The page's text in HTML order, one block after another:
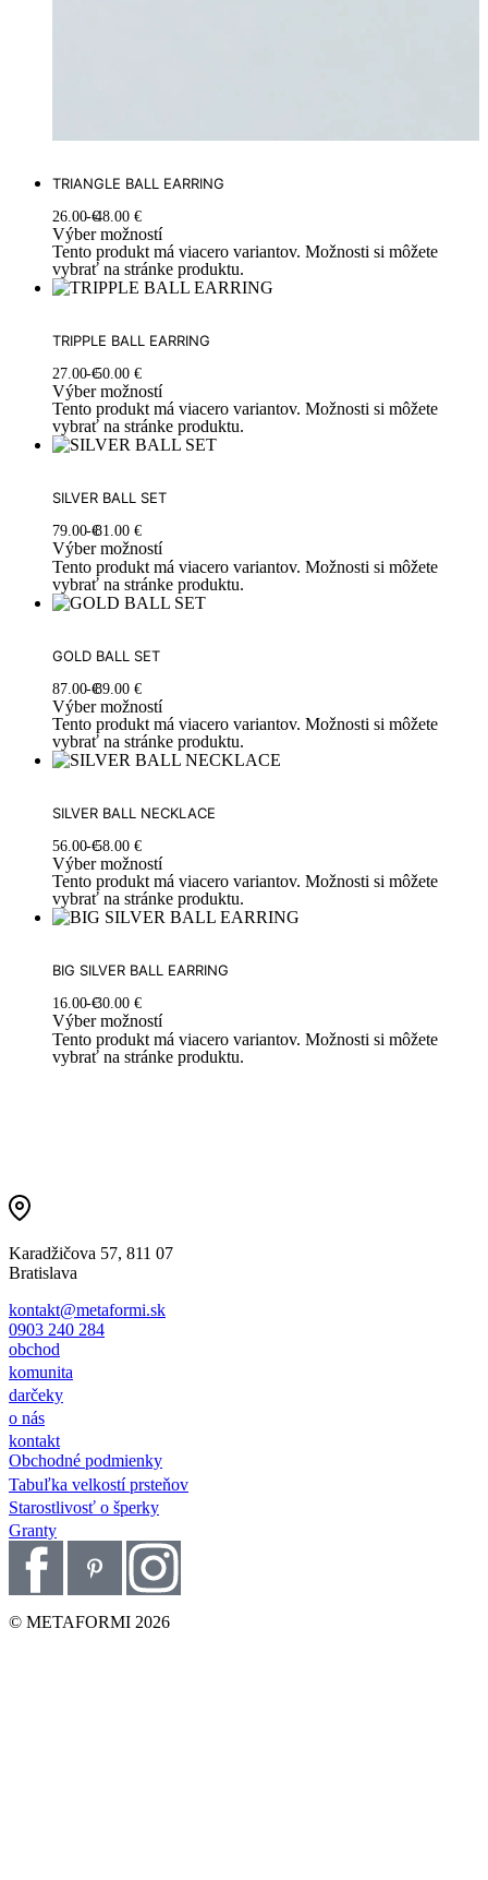
TRIANGLE BALL EARRING
26.00€48.00 €
Výber možností
Tento produkt má viacero variantov. Možnosti si môžete
vybrať na stránke produktu.
TRIPPLE BALL EARRING
27.00€50.00 €
Výber možností
Tento produkt má viacero variantov. Možnosti si môžete
vybrať na stránke produktu.
SILVER BALL SET
79.00€81.00 €
Výber možností
Tento produkt má viacero variantov. Možnosti si môžete
vybrať na stránke produktu.
GOLD BALL SET
87.00€89.00 €
Výber možností
Tento produkt má viacero variantov. Možnosti si môžete
vybrať na stránke produktu.
SILVER BALL NECKLACE
56.00€58.00 €
Výber možností
Tento produkt má viacero variantov. Možnosti si môžete
vybrať na stránke produktu.
BIG SILVER BALL EARRING
16.00€30.00 €
Výber možností
Tento produkt má viacero variantov. Možnosti si môžete
vybrať na stránke produktu.
Karadžičova 57, 811 07
Bratislava
kontakt@metaformi.sk
0903 240 284
obchod
komunita
darčeky
o nás
kontakt
Obchodné podmienky
Tabuľka velkostí prsteňov
Starostlivosť o šperky
Granty
© METAFORMI 2026